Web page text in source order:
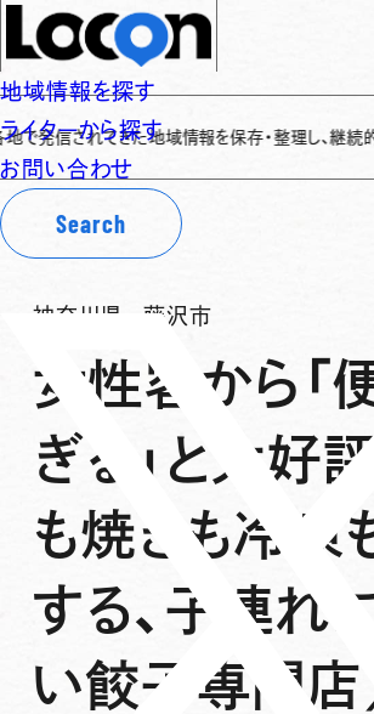
地域情報を探す
ライターから探す
お問い合わせ
Search
た地域情報を保存・整理し、継続的に提供するアー
神奈川県 藤沢市
女性客から「
ぎる」と大好
も焼きも冷凍
する、子連れ
い餃子専門